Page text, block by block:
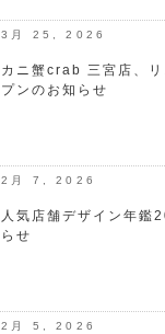
3月 25, 2026
カニ蟹crab 三宮店、リ
プンのお知らせ
2月 7, 2026
人気店舗デザイン年鑑
らせ
2月 5, 2026